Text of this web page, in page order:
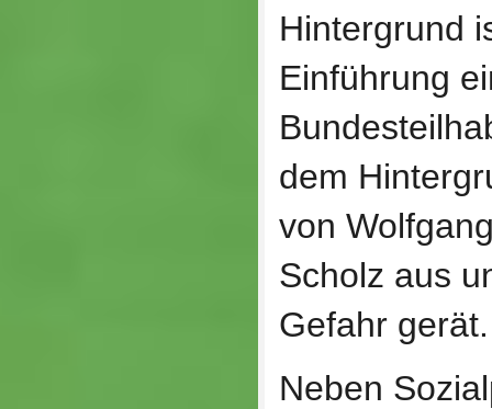
Hintergrund
Einführung
dem
von
Scholz aus
Gefahr gerät.
Neben